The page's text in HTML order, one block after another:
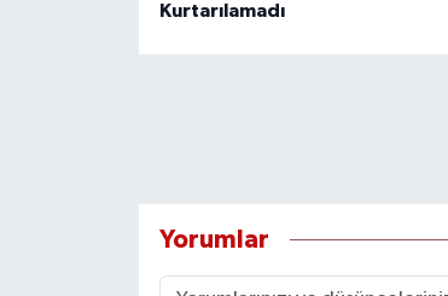
Kurtarılamadı
Yorumlar